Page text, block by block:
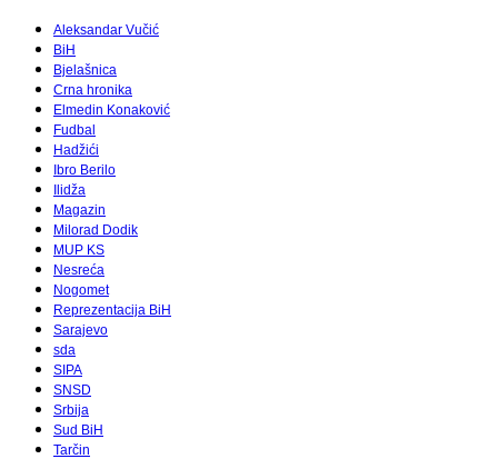
Aleksandar Vučić
BiH
Bjelašnica
Crna hronika
Elmedin Konaković
Fudbal
Hadžići
Ibro Berilo
Ilidža
Magazin
Milorad Dodik
MUP KS
Nesreća
Nogomet
Reprezentacija BiH
Sarajevo
sda
SIPA
SNSD
Srbija
Sud BiH
Tarčin